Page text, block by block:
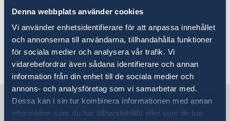
Denna webbplats använder cookies
Vi använder enhetsidentifierare för att anpassa innehållet
och annonserna till användarna, tillhandahålla funktioner
för sociala medier och analysera vår trafik. Vi
vidarebefordrar även sådana identifierare och annan
information från din enhet till de sociala medier och
annons- och analysföretag som vi samarbetar med.
Dessa kan i sin tur kombinera informationen med annan
information som du har tillhandahållit eller som de har
For consular fees, please click
For Visa and Migration fees, please clickhere.
Last updated 10 May 2023, 2.53 PM
Sweden in Iran